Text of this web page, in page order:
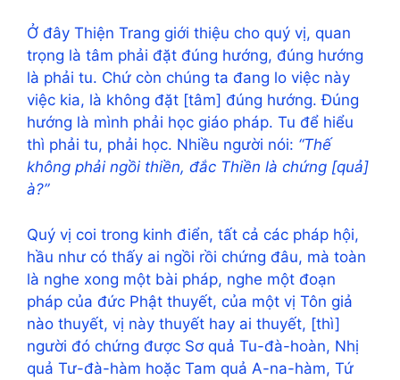
Ở đây Thiện Trang giới thiệu cho quý vị, quan
trọng là tâm phải đặt đúng hướng, đúng hướng
là phải tu. Chứ còn chúng ta đang lo việc này
việc kia, là không đặt [tâm] đúng hướng. Đúng
hướng là mình phải học giáo pháp. Tu để hiểu
thì phải tu, phải học. Nhiều người nói: “Thế
không phải ngồi thiền, đắc Thiền là chứng [quả]
à?”
Quý vị coi trong kinh điển, tất cả các pháp hội,
hầu như có thấy ai ngồi rồi chứng đâu, mà toàn
là nghe xong một bài pháp, nghe một đoạn
pháp của đức Phật thuyết, của một vị Tôn giả
nào thuyết, vị này thuyết hay ai thuyết, [thì]
người đó chứng được Sơ quả Tu-đà-hoàn, Nhị
quả Tư-đà-hàm hoặc Tam quả A-na-hàm, Tứ